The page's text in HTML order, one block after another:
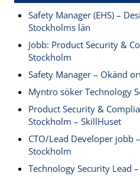
Safety Manager (EHS) –
Stockholms län
Jobb: Product Security &
Stockholm
Safety Manager – Okänd
Myntro söker Technology
Product Security &
Stockholm – SkillHuset
CTO/Lead Developer jobb
Stockholm
Technology Security Lead